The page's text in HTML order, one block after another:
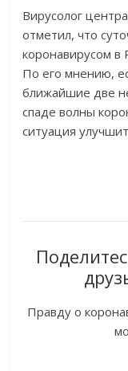
Вирусолог
отметил, что
коронавирусом в
По его мнению,
ближайшие две
спаде волны
ситуация
Правду о